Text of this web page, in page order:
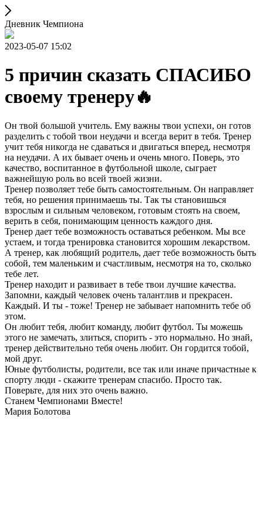
Дневник Чемпиона
2023-05-07 15:02
5 причин сказать СПАСИБО
своему тренеру🔥
Он твой большой учитель. Ему важны твои успехи, он готов
разделить с тобой твои неудачи и всегда верит в тебя. Тренер
учит тебя никогда не сдаваться и двигаться вперед, несмотря
на неудачи. А их бывает очень и очень много. Поверь, это
качество, воспитанное в футбольной школе, сыграет
важнейшую роль во всей твоей жизни.
Тренер позволяет тебе быть самостоятельным. Он направляет
тебя, но решения принимаешь ты. Так ты становишься
взрослым и сильным человеком, готовым стоять на своем,
верить в себя, понимающим ценность каждого дня.
Тренер дает тебе возможность оставаться ребенком. Мы все
устаем, и тогда тренировка становится хорошим лекарством.
А тренер, как любящий родитель, дает тебе возможность быть
собой, тем маленьким и счастливым, несмотря на то, сколько
тебе лет.
Тренер находит и развивает в тебе твои лучшие качества.
Запомни, каждый человек очень талантлив и прекрасен.
Каждый. И ты - тоже! Тренер не забывает напомнить тебе об
этом.
Он любит тебя, любит команду, любит футбол. Ты можешь
этого не замечать, злиться, спорить - это нормально. Но знай,
тренер действительно тебя очень любит. Он гордится тобой,
мой друг.
Юные футболисты, родители, все так или иначе причастные к
спорту люди - скажите тренерам спасибо. Просто так.
Поверьте, для них это очень важно.
Станем Чемпионами Вместе!
Мария Болотова